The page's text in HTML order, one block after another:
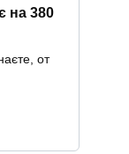
на 380
от